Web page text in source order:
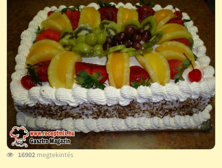
16902megtekintés